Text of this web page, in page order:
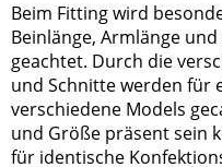
Beim Fitting wird
Beinlänge, Armlänge
geachtet. Durch die
und Schnitte werden für
verschiedene Models
und Größe präsent sein
für identische